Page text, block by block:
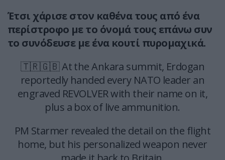
Έτσι χάρισε στον καθένα τους από ένα
περίστροφο με το όνομά τους επάνω συν
το συνόδευσε με ένα κουτί πυρομαχικά.
🇹🇷🇬🇧 At the Ankara summit, Erdogan
reportedly handed every NATO leader an
engraved REVOLVER with their name on it,
plus a box of live ammunition.
PM Starmer revealed the detail on the flight
home, but his personalized weapon never